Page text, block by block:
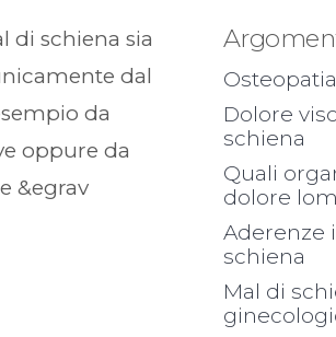
di schiena sia
dal
da
oppure da
&egrav
Dolore
schiena
Quali
dolore
Aderenze
schiena
Mal di